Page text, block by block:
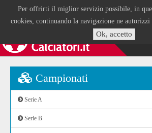
Per offrirti il miglior servizio possibile, in
cookies, continuando la navigazione ne
Ok, accetto
Campionati
Serie A
Serie B